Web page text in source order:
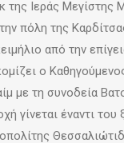
της Ιεράς Μεγίστης
πόλη της
από την
ο
με τη συνοδεία
γίνεται έναντι του